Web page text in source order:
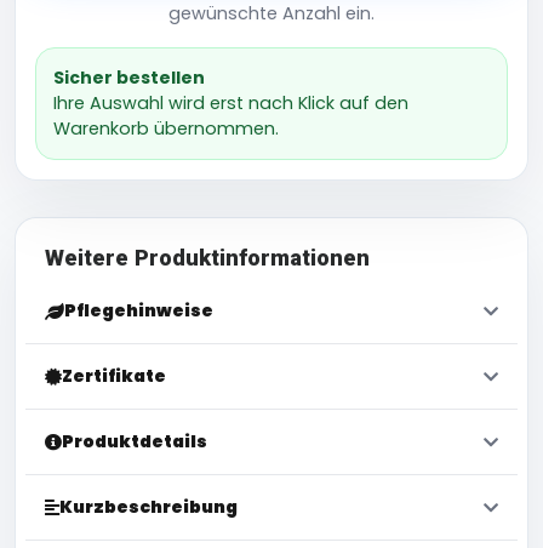
gewünschte Anzahl ein.
Sicher bestellen
Ihre Auswahl wird erst nach Klick auf den
Warenkorb übernommen.
Weitere Produktinformationen
Pflegehinweise
Zertifikate
Produktdetails
Kurzbeschreibung